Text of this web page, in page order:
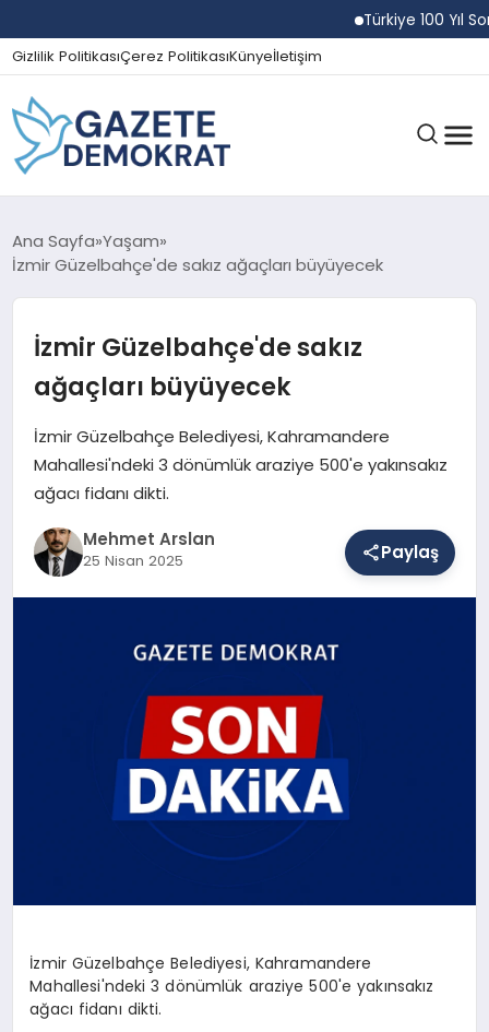
Türkiye 100 Yıl
Gizlilik PolitikasıÇerez PolitikasıKünyeİletişim
GÜNDEM
SPOR
SAĞLIK
Ana Sayfa Yaşam
İzmir Güzelbahçe'de sakız ağaçları büyüyecek
İzmir Güzelbahçe'de sakız
ağaçları büyüyecek
İzmir Güzelbahçe Belediyesi, Kahramandere
Mahallesi'ndeki 3 dönümlük araziye 500'e yakınsakız
ağacı fidanı dikti.
Mehmet Arslan
25 Nisan 2025 Paylaş
İzmir Güzelbahçe Belediyesi, Kahramandere
Mahallesi'ndeki 3 dönümlük araziye 500'e yakınsakız
ağacı fidanı dikti.